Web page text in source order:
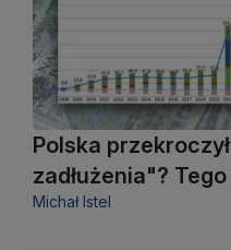
Polska
zadłużenia"?
Michał Istel